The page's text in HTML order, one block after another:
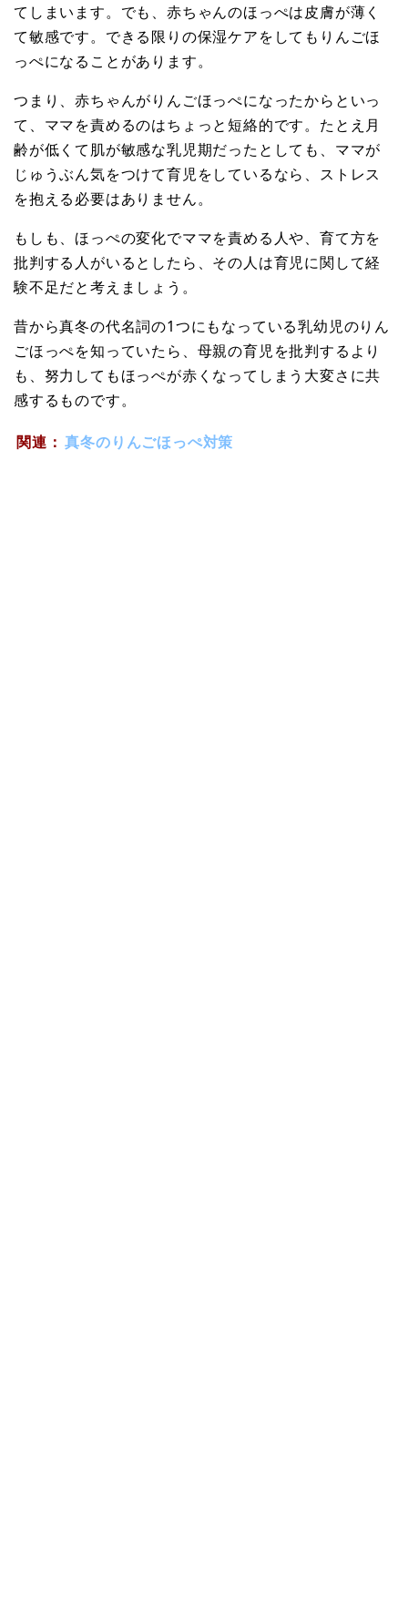
てしまいます。でも、赤ちゃんのほっぺは皮膚が薄く
て敏感です。できる限りの保湿ケアをしてもりんごほ
っぺになることがあります。
つまり、赤ちゃんがりんごほっぺになったからといっ
て、ママを責めるのはちょっと短絡的です。たとえ月
齢が低くて肌が敏感な乳児期だったとしても、ママが
じゅうぶん気をつけて育児をしているなら、ストレス
を抱える必要はありません。
もしも、ほっぺの変化でママを責める人や、育て方を
批判する人がいるとしたら、その人は育児に関して経
験不足だと考えましょう。
昔から真冬の代名詞の1つにもなっている乳幼児のりん
ごほっぺを知っていたら、母親の育児を批判するより
も、努力してもほっぺが赤くなってしまう大変さに共
感するものです。
関連： 真冬のりんごほっぺ対策